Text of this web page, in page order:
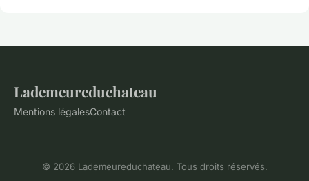
Lademeureduchateau
Mentions légalesContact
© 2026 Lademeureduchateau. Tous droits réservés.